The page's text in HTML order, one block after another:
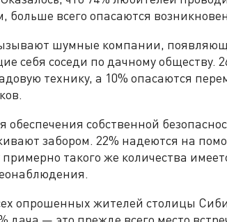
больше всего опасаются
шумные компании,
себя соседи по дачному обществу.
технику, а 10% опасаются
обеспечения собственной
забором. 22% надеются на
такого же количества
опрошенных жителей столицы